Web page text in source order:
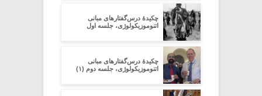
چکیدۀ درس‌گفتارهای مبانی
اتنوموزیکولوژی، جلسه اول
چکیدۀ درس‌گفتارهای مبانی
اتنوموزیکولوژی، جلسه دوم (۱)